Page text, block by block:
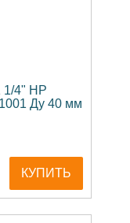
1/4" НР
Ду 40 мм
КУПИТЬ